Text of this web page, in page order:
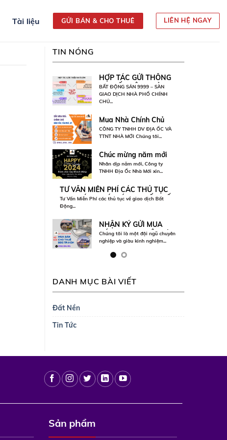
Tài liệu GỬI BÁN & CHO THUÊ LIÊN HỆ NGAY
TIN NÓNG
HỢP TÁC GỬI THÔNG
TIN BẤT ĐỘNG SẢN
BÁN, THU NHẬP HẤP
DẪN 2026
BẤT ĐỘNG SẢN 9999 – SÀN
GIAO DỊCH NHÀ PHỐ CHÍNH
CHỦ...
Mua Nhà Chính Chủ
Quận Bình Tân, Tân
Phú, Gò Vấp
CÔNG TY TNHH DV ĐỊA ỐC VÀ
TTNT NHÀ MỚI Chúng tôi...
Chúc mừng năm mới
2024!
Nhân dịp năm mới, Công ty
TNHH Địa Ốc Nhà Mới xin...
TƯ VẤN MIỄN PHÍ CÁC THỦ TỤC
MUA BÁN, PHÁP LÝ, VAY VỐN BẤT
ĐỘNG SẢN TẠI TP.HCM – 0902 896
Tư Vấn Miễn Phí các thủ tục về giao dịch Bất
Động...
NHẬN KÝ GỬI MUA
BÁN, CHO THUÊ, TƯ
VẤN PHÁP LÝ – VAY
VỐN BĐS
Chúng tôi là một đội ngũ chuyên
nghiệp và giàu kinh nghiệm...
DANH MỤC BÀI VIẾT
Đất Nền
Tin Tức
Sản phẩm